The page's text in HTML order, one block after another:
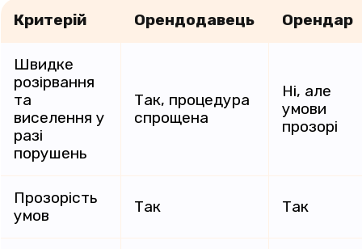
Критерій Орендодавець Орендар
Швидке
розірвання
та
виселення у
разі
порушень
Так, процедура
спрощена
Ні, але
умови
прозорі
Прозорість
умов
Так Так